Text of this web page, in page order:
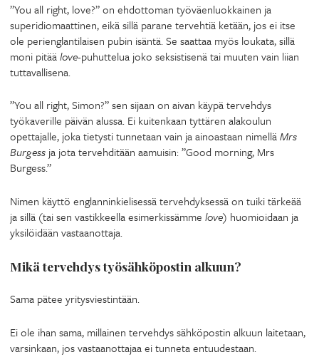
”You all right, love?” on ehdottoman työväenluokkainen ja
superidiomaattinen, eikä sillä parane tervehtiä ketään, jos ei itse
ole perienglantilaisen pubin isäntä. Se saattaa myös loukata, sillä
moni pitäälove-puhuttelua joko seksistisenä tai muuten vain liian
tuttavallisena.
”You all right, Simon?” sen sijaan on aivan käypä tervehdys
työkaverille päivän alussa. Ei kuitenkaan tyttären alakoulun
opettajalle, joka tietysti tunnetaan vain ja ainoastaan nimelläMrs
Burgess ja jota tervehditään aamuisin: ”Good morning, Mrs
Burgess.”
Nimen käyttö englanninkielisessä tervehdyksessä on tuiki tärkeää
ja sillä (tai sen vastikkeella esimerkissämme love) huomioidaan ja
yksilöidään vastaanottaja.
Mikä tervehdys työsähköpostin alkuun?
Sama pätee yritysviestintään.
Ei ole ihan sama, millainen tervehdys sähköpostin alkuun laitetaan,
varsinkaan, jos vastaanottajaa ei tunneta entuudestaan.